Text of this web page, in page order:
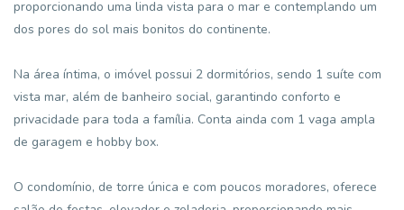
proporcionando uma linda vista para o mar e contemplando um
dos pores do sol mais bonitos do continente.
Na área íntima, o imóvel possui 2 dormitórios, sendo 1 suíte com
vista mar, além de banheiro social, garantindo conforto e
privacidade para toda a família. Conta ainda com 1 vaga ampla
de garagem e hobby box.
O condomínio, de torre única e com poucos moradores, oferece